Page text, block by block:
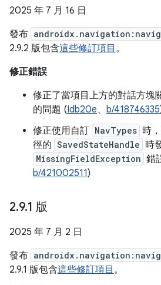
2025 年 7 月 16 日
發布
2.9.2 版包含這些修訂項目 。
修正錯誤
修正了當項目上方的對話方塊
的問題 (Idb20e、 b/418746335
修正使用自訂 NavTypes 時
徑的 SavedStateHandle 時
MissingFieldException 錯
b/421002511)
2.9.1 版
2025 年 7 月 2 日
發布
2.9.1 版包含這些修訂項目 。